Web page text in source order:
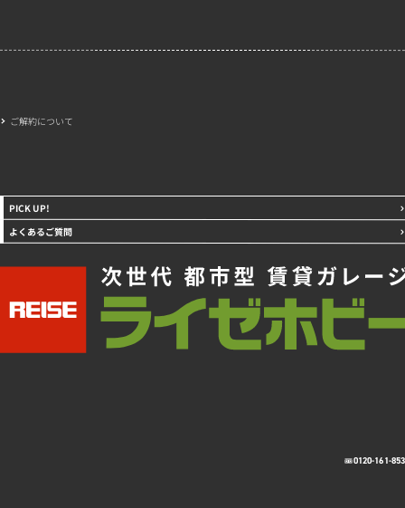
0120-161-853
ご解約について
PICK UP!
よくあるご質問